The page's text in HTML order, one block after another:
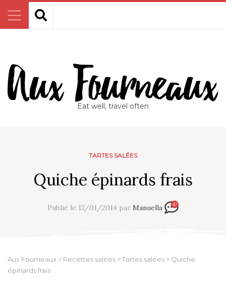
Eat well, travel often
TARTES SALÉES
Quiche épinards frais
Publié le 13/01/2014 par Manuella 47
Aux Fourneaux > Recettes salées >Tartes salées > Quiche
épinards frais